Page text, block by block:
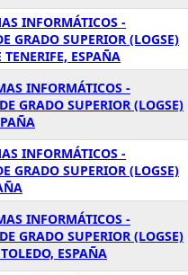
INFORMÁTICOS -
GRADO SUPERIOR (LOGSE)
ESPAÑA
INFORMÁTICOS -
GRADO SUPERIOR (LOGSE)
INFORMÁTICOS -
GRADO SUPERIOR (LOGSE)
INFORMÁTICOS -
GRADO SUPERIOR (LOGSE)
ESPAÑA